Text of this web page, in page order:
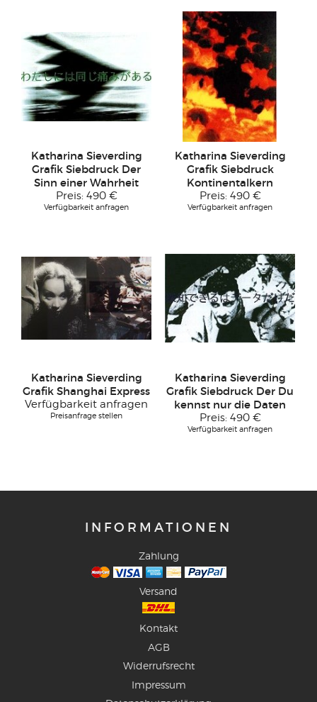
Katharina Sieverding
Grafik Siebdruck Der
Sinn einer Wahrheit
Preis: 490 €
Verfügbarkeit anfragen
Katharina Sieverding
Grafik Siebdruck
Kontinentalkern
Preis: 490 €
Verfügbarkeit anfragen
Katharina Sieverding
Grafik Shanghai Express
Verfügbarkeit anfragen
Preisanfrage stellen
Katharina Sieverding
Grafik Siebdruck Der Du
kennst nur die Daten
Preis: 490 €
Verfügbarkeit anfragen
INFORMATIONEN
Zahlung
Versand
Kontakt
AGB
Widerrufsrecht
Impressum